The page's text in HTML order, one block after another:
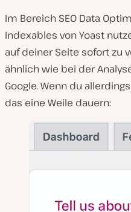
Im Bereich SEO Data
Indexables von Yoast
auf deiner Seite sofort zu
ähnlich wie bei der
Google. Wenn du
das eine Weile dauern: